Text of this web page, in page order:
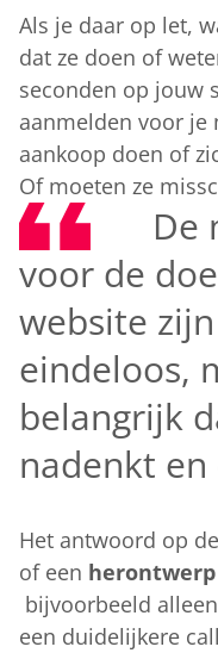
Als je daar op let,
dat ze doen of
seconden op jouw
aanmelden voor je
aankoop doen of
Of moeten ze
De
voor de
website
eindeloos,
belangrijk
nadenkt
Het antwoord op
of een
bijvoorbeeld
een duidelijkere